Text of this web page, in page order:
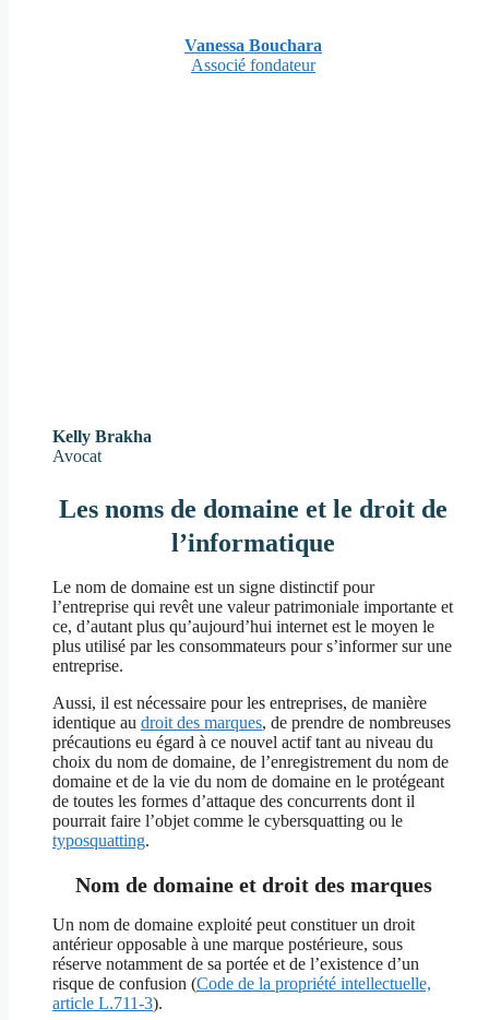
Vanessa Bouchara
Associé fondateur
Kelly Brakha
Avocat
Les noms de domaine et le droit de
l’informatique
Le nom de domaine est un signe distinctif pour
l’entreprise qui revêt une valeur patrimoniale importante et
ce, d’autant plus qu’aujourd’hui internet est le moyen le
plus utilisé par les consommateurs pour s’informer sur une
entreprise.
Aussi, il est nécessaire pour les entreprises, de manière
identique au droit des marques, de prendre de nombreuses
précautions eu égard à ce nouvel actif tant au niveau du
choix du nom de domaine, de l’enregistrement du nom de
domaine et de la vie du nom de domaine en le protégeant
de toutes les formes d’attaque des concurrents dont il
pourrait faire l’objet comme le cybersquatting ou le
typosquatting.
Nom de domaine et droit des marques
Un nom de domaine exploité peut constituer un droit
antérieur opposable à une marque postérieure, sous
réserve notamment de sa portée et de l’existence d’un
risque de confusion (Code de la propriété intellectuelle,
article L.711-3).